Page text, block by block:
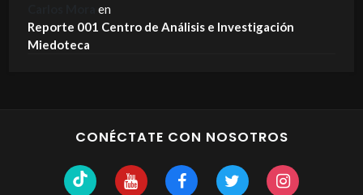
en
Reporte 001 Centro de Análisis e Investigación
Miedoteca
CONÉCTATE CON NOSOTROS